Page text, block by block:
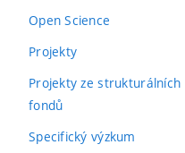
Open Science
Projekty
Projekty ze strukturálních
fondů
Specifický výzkum